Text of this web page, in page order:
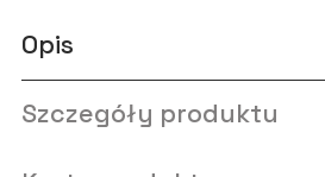
Opis
Szczegóły produktu